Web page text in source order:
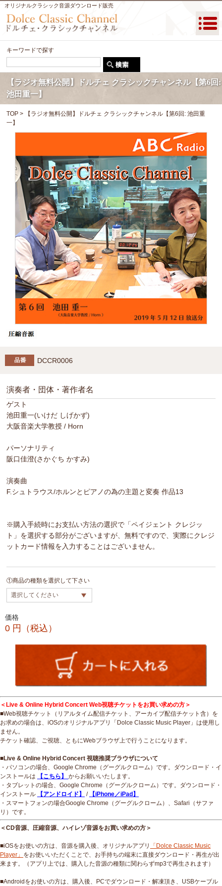
オリジナルクラシック音源ダウンロード販売
キーワードで探す
【ラジオ無料公開】ドルチェ クラシックチャンネル【第6回:
池田重一】
TOP > 【ラジオ無料公開】ドルチェ クラシックチャンネル【第6回: 池田重
一】
DCCR0006
演奏者・団体・著作者名
ゲスト
池田重一(いけだ しげかず)
大阪音楽大学教授 / Horn
パーソナリティ
阪口佳澄(さかぐち かすみ)
演奏曲
F.シュトラウス/ホルンとピアノの為の主題と変奏 作品13
※購入手続時にお支払い方法の選択で「ペイジェント クレジッ
ト」を選択する部分がございますが、無料ですので、実際にクレジ
ットカード情報を入力することはございません。
①商品の種類を選択して下さい
価格
0 円（税込）
＜Live & Online Hybrid Concert Web視聴チケットをお買い求めの方＞
■Web視聴チケット（リアルタイム配信チケット、アーカイブ配信チケット含）を
お求めの場合は、iOSのオリジナルアプリ「Dolce Classic Music Player」は使用し
ません。
チケット確認、ご視聴、ともにWebブラウザ上で行うことになります。
■Live & Online Hybrid Concert 視聴推奨ブラウザについて
・パソコンの場合、Google Chrome（グーグルクローム）です。ダウンロード・イ
ンストールは
【こちら】
からお願いいたします。
・タブレットの場合、Google Chrome（グーグルクローム）です。ダウンロード・
インストール
【アンドロイド】 /
【iPhone／iPad】
・スマートフォンの場合Google Chrome（グーグルクローム）、Safari（サファ
リ）です。
＜CD音源、圧縮音源、ハイレゾ音源をお買い求めの方＞
■iOSをお使いの方は、音源を購入後、オリジナルアプリ
「Dolce Classic Music
Player」 をお使いいただくことで、お手持ちの端末に直接ダウンロード・再生が出
来ます。（アプリ上では、購入した音源の種類に関わらずmp3で再生されます）
■Androidをお使いの方は、購入後、PCでダウンロード・解凍頂き、USBケーブル